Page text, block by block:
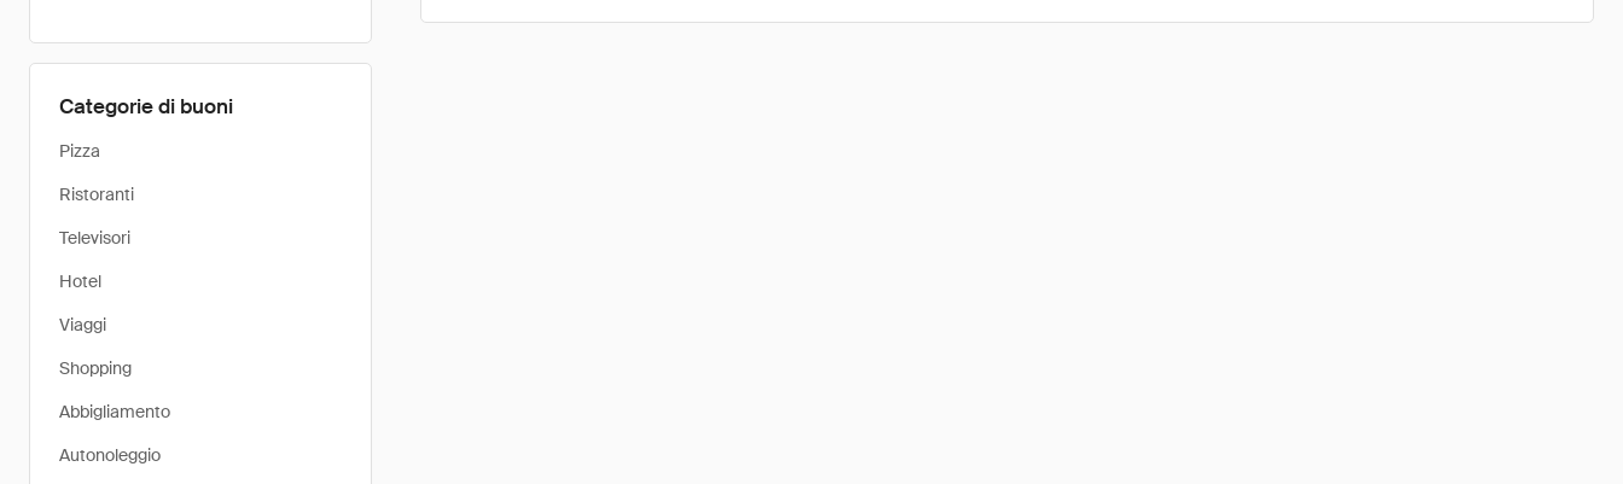
Categorie di buoni
Pizza
Ristoranti
Televisori
Hotel
Viaggi
Shopping
Abbigliamento
Autonoleggio